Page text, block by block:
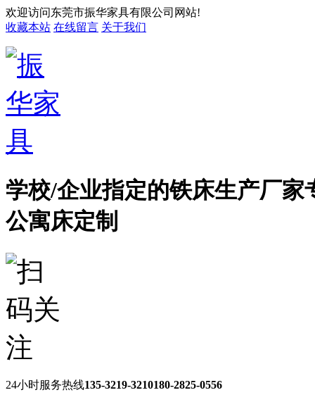
欢迎访问东莞市振华家具有限公司网站!
收藏本站 在线留言 关于我们
学校/企业指定的铁床生产厂家
公寓床定制
24小时服务热线135-3219-3210180-2825-0556